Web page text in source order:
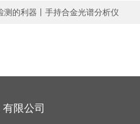
测的利器丨手持合金光谱分析仪
限公司